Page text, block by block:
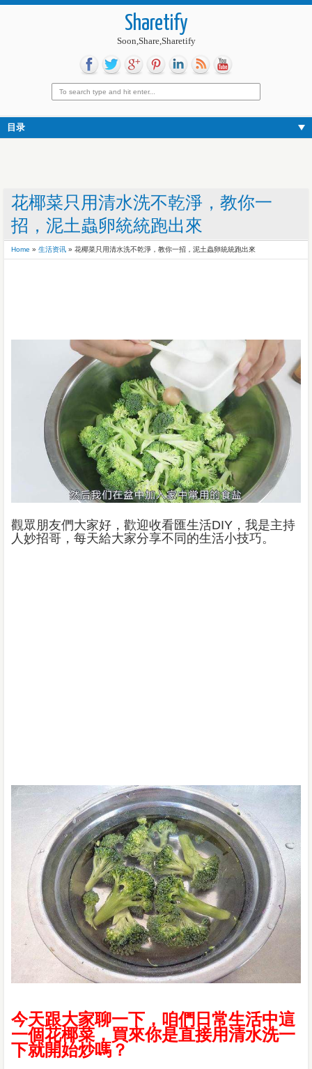
Sharetify
Soon,Share,Sharetify
目录
花椰菜只用清水洗不乾淨，教你一
招，泥土蟲卵統統跑出來
Home » 生活资讯 » 花椰菜只用清水洗不乾淨，教你一招，泥土蟲卵統統跑出來
觀眾朋友們大家好，歡迎收看匯生活DIY，我是主持
人妙招哥，每天給大家分享不同的生活小技巧。
今天跟大家聊一下，咱們日常生活中這
一個花椰菜，買來你是直接用清水洗一
下就開始炒嗎？